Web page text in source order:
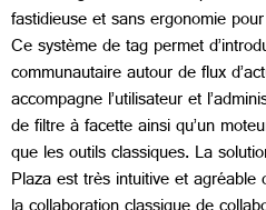
fastidieuse et sans ergonomie
Ce système de tag permet
communautaire autour de flux
accompagne l’utilisateur et
de filtre à facette ainsi qu’un
que les outils classiques. La
Plaza est très intuitive et agréable